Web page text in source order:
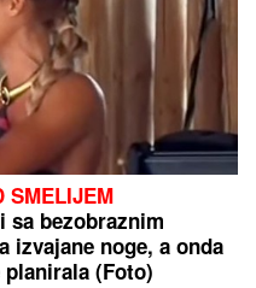
SMELIJEM
sa bezobraznim
izvajane noge, a onda
(Foto)